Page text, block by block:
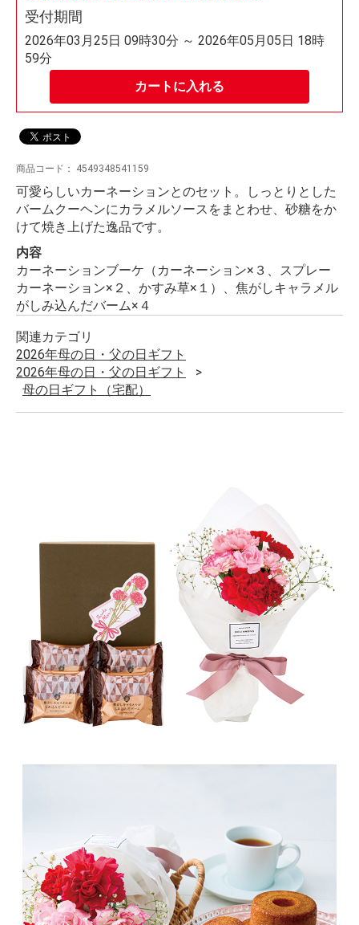
カートに入れる
受付期間
2026年03月25日 09時30分 ～ 2026年05月05日 18時
59分
商品コード： 4549348541159
可愛らしいカーネーションとのセット。しっとりとした
バームクーヘンにカラメルソースをまとわせ、砂糖をか
けて焼き上げた逸品です。
内容
カーネーションブーケ（カーネーション×３、スプレー
カーネーション×２、かすみ草×１）、焦がしキャラメル
がしみ込んだバーム×４
関連カテゴリ
2026年母の日・父の日ギフト
2026年母の日・父の日ギフト
母の日ギフト（宅配）